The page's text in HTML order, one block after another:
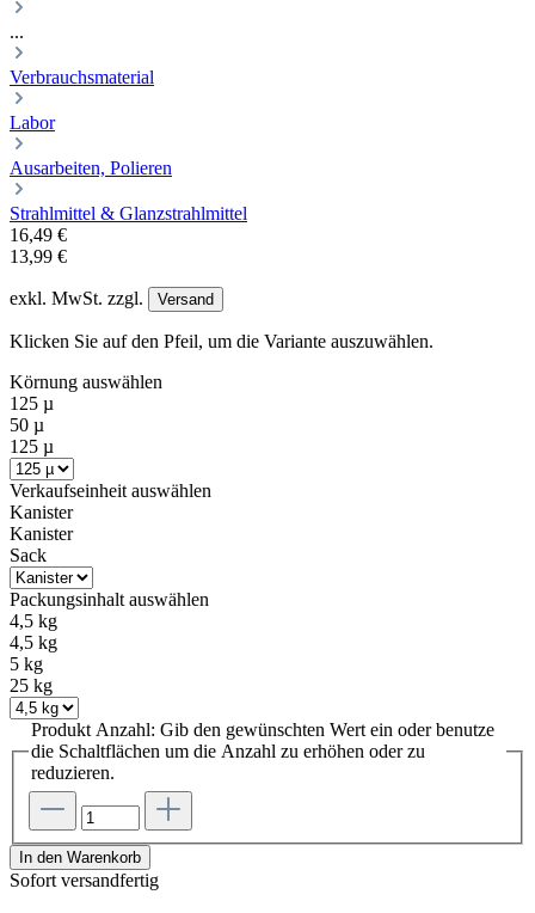
...
Verbrauchsmaterial
Labor
Ausarbeiten, Polieren
Strahlmittel & Glanzstrahlmittel
16,49 €
13,99 €
exkl. MwSt. zzgl. Versand
Klicken Sie auf den Pfeil, um die Variante auszuwählen.
Körnung auswählen
125 µ
50 µ
125 µ
Verkaufseinheit auswählen
Kanister
Kanister
Sack
Packungsinhalt auswählen
4,5 kg
4,5 kg
5 kg
25 kg
Produkt Anzahl: Gib den gewünschten Wert ein oder benutze
die Schaltflächen um die Anzahl zu erhöhen oder zu
reduzieren.
In den Warenkorb
Sofort versandfertig